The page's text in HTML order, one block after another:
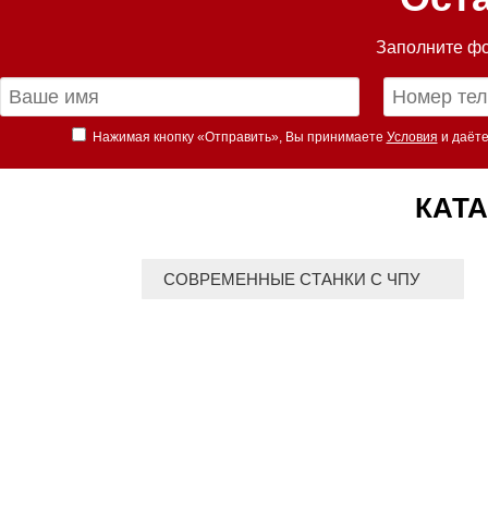
Заполните
Нажимая кнопку «Отправить», Вы принимаете Условия и
СОВРЕМЕННЫЕ СТАНКИ С ЧПУ